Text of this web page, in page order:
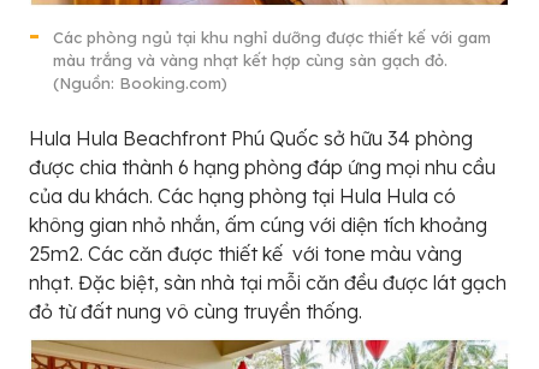
Các phòng ngủ tại khu nghỉ dưỡng được thiết kế với gam
màu trắng và vàng nhạt kết hợp cùng sàn gạch đỏ.
(Nguồn: Booking.com)
Hula Hula Beachfront Phú Quốc sở hữu 34 phòng
được chia thành 6 hạng phòng đáp ứng mọi nhu cầu
của du khách. Các hạng phòng tại Hula Hula có
không gian nhỏ nhắn, ấm cúng với diện tích khoảng
25m2. Các căn được thiết kế với tone màu vàng
nhạt. Đặc biệt, sàn nhà tại mỗi căn đều được lát gạch
đỏ từ đất nung vô cùng truyền thống.